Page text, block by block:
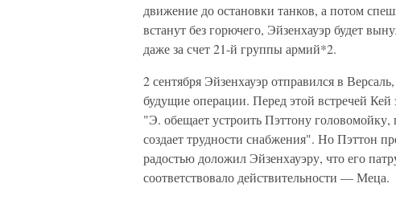
движение до остановки танков, а потом
встанут без горючего, Эйзенхауэр будет
даже за счет 21-й группы армий*2.
2 сентября Эйзенхауэр отправился в
будущие операции. Перед этой встречей
"Э. обещает устроить Пэттону
создает трудности снабжения". Но Пэттон
радостью доложил Эйзенхауэру, что его
соответствовало действительности — Меца.